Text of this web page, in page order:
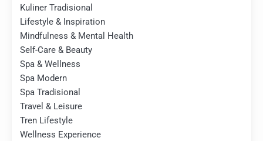
Kuliner Tradisional
Lifestyle & Inspiration
Mindfulness & Mental Health
Self-Care & Beauty
Spa & Wellness
Spa Modern
Spa Tradisional
Travel & Leisure
Tren Lifestyle
Wellness Experience